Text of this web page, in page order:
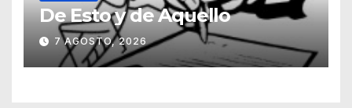
De Esto y de Aquello
7 AGOSTO, 2026